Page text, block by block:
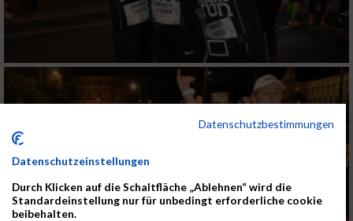
Datenschutzbestimmungen
Datenschutzeinstellungen
Durch Klicken auf die Schaltfläche „Ablehnen“ wird die
Standardeinstellung nur für unbedingt erforderliche cookie
beibehalten.